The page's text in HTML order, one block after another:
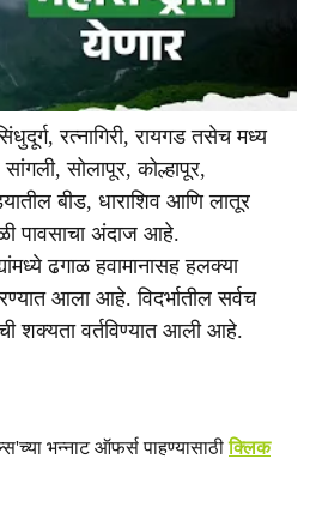
रत्नागिरी, रायगड तसेच मध्य
सांगली, सोलापूर, कोल्हापूर,
बीड, धाराशिव आणि लातूर
पावसाचा अंदाज आहे.
ढगाळ हवामानासह हलक्या
आला आहे. विदर्भातील सर्वच
शक्यता वर्तविण्यात आली आहे.
भन्नाट ऑफर्स पाहण्यासाठीक्लिक